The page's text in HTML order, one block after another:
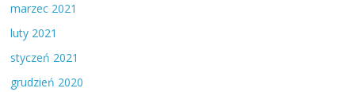
marzec 2021
luty 2021
styczeń 2021
grudzień 2020